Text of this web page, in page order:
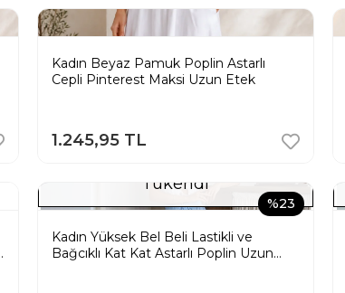
Kadın Beyaz Pamuk Poplin Astarlı
Cepli Pinterest Maksi Uzun Etek
1.245,95 TL
%23
Tükendi
Kadın Yüksek Bel Beli Lastikli ve
Bağcıklı Kat Kat Astarlı Poplin Uzun